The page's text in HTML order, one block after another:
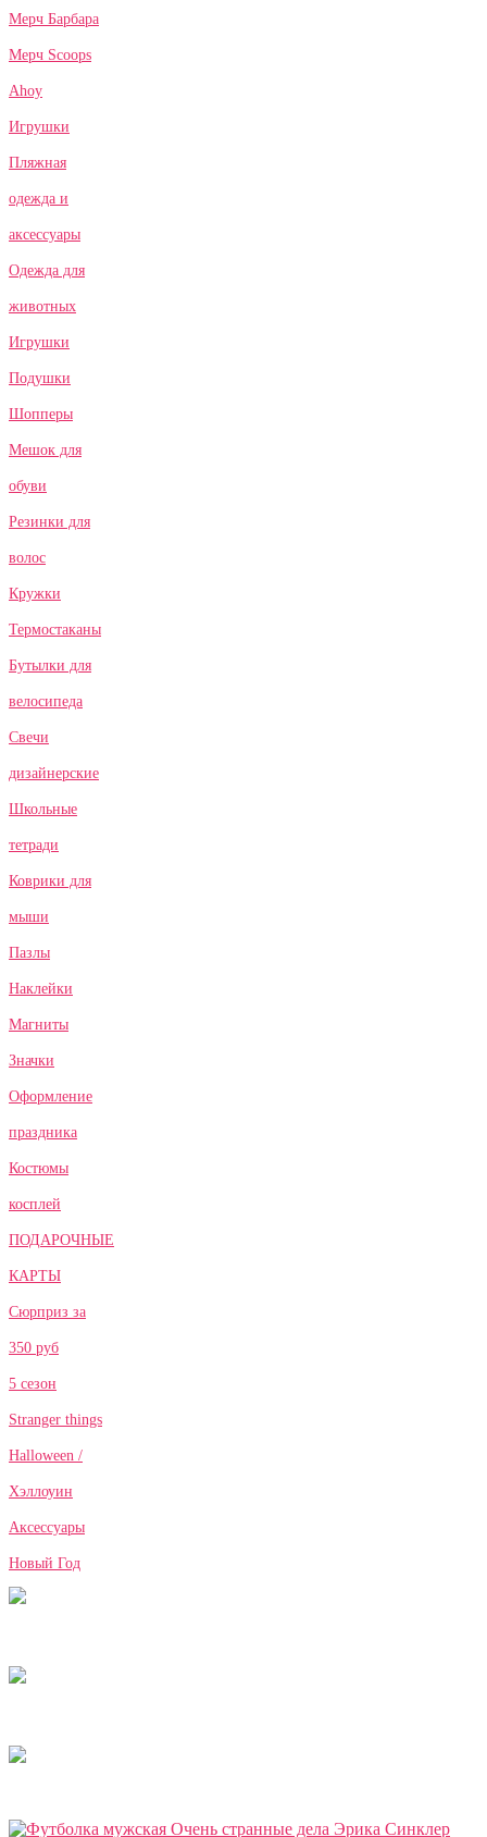
Мерч Барбара
Мерч Scoops
Ahoy
Игрушки
Пляжная
одежда и
аксессуары
Одежда для
животных
Игрушки
Подушки
Шопперы
Мешок для
обуви
Резинки для
волос
Кружки
Термостаканы
Бутылки для
велосипеда
Свечи
дизайнерские
Школьные
тетради
Коврики для
мыши
Пазлы
Наклейки
Магниты
Значки
Оформление
праздника
Костюмы
косплей
ПОДАРОЧНЫЕ
КАРТЫ
Сюрприз за
350 руб
5 сезон
Stranger things
Halloween /
Хэллоуин
Аксессуары
Новый Год